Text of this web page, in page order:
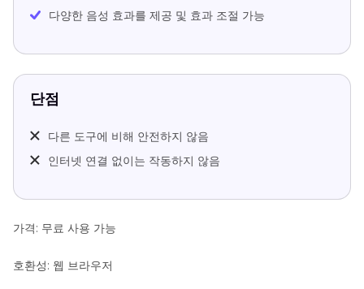
다양한 음성 효과를 제공 및 효과 조절 가능
단점
다른 도구에 비해 안전하지 않음
인터넷 연결 없이는 작동하지 않음
가격: 무료 사용 가능
호환성: 웹 브라우저